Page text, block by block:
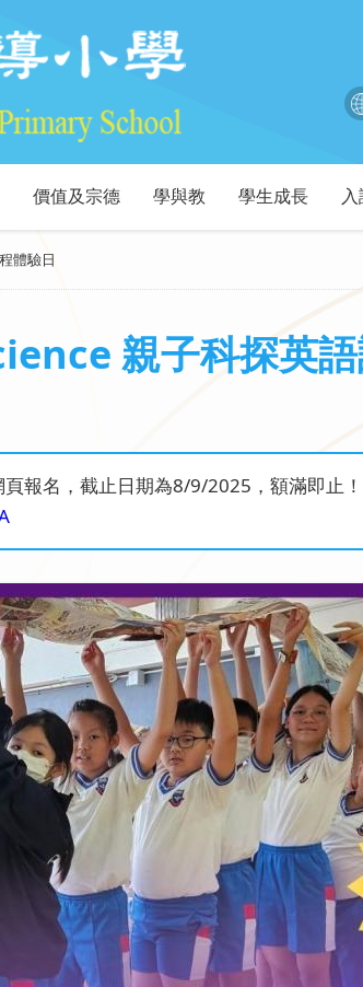
價值及宗德 學與教 學生成長
體驗日
親子科探英
報名，截止日期為8/9/2025，額滿即止！